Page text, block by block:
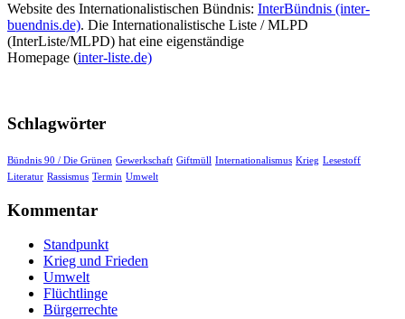
Website des Internationalistischen Bündnis: InterBündnis (inter-
buendnis.de). Die Internationalistische Liste / MLPD
(InterListe/MLPD) hat eine eigenständige
Homepage (inter-liste.de)
Schlagwörter
Bündnis 90 / Die Grünen Gewerkschaft Giftmüll Internationalismus Krieg Lesestoff
Literatur Rassismus Termin Umwelt
Kommentar
Standpunkt
Krieg und Frieden
Umwelt
Flüchtlinge
Bürgerrechte